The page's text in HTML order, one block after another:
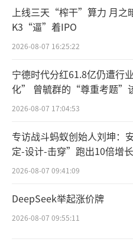
懂得流量密码，
产品，用人设吸引别人。
获利并能找到复利的
者在其中趋之若鹜，
在运营自己的抖音、
侥幸成功学、伪
有什么必要追求真才实
“正确的废话”“
一批人清醒地沉沦，
上线三天“榨干”算力 月之
K3“逼”着IPO
2026-08-07 16:25:22
宁德时代分红61.8亿仍遭行
化” 曾毓群的“尊重考题”
2026-08-07 17:04:53
专访战斗蚂蚁创始人刘坤：
定-设计-击穿”跑出10倍增长
2026-08-07 09:41:09
DeepSeek举起涨价牌
2026-08-07 09:55:11